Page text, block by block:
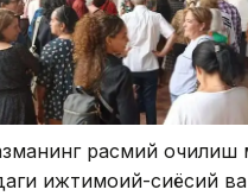
расмий очилиш
ижтимоий-сиёсий